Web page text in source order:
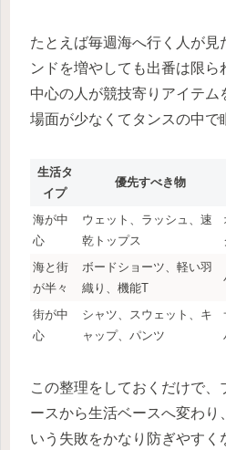
たとえば毎週海へ行く人が見
ンドを増やしても出番は限
中心の人が競技寄りアイテム
場面が少なくてタンスの中で
生活タ
イプ
優先すべき物
海が中
心
ウェット、ラッシュ、速
乾トップス
海と街
が半々
ボードショーツ、軽い羽
織り、機能T
街が中
心
シャツ、スウェット、キ
ャップ、パンツ
この整理をしておくだけで、
ースから生活ベースへ変わり
いう失敗をかなり防ぎやすく